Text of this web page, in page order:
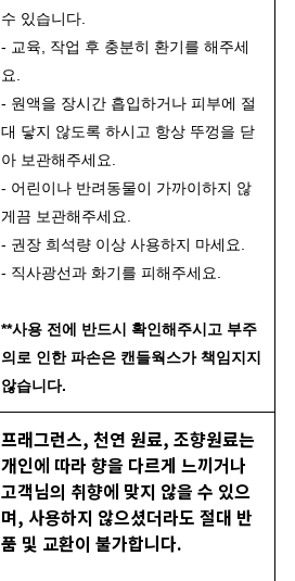
수 있습니다.
- 교육, 작업 후 충분히 환기를 해주세
요.
- 원액을 장시간 흡입하거나 피부에 절
대 닿지 않도록 하시고 항상 뚜껑을 닫
아 보관해주세요.
- 어린이나 반려동물이 가까이하지 않
게끔 보관해주세요.
- 권장 희석량 이상 사용하지 마세요.
- 직사광선과 화기를 피해주세요.
**사용 전에 반드시 확인해주시고 부주
의로 인한 파손은 캔들웍스가 책임지지
않습니다.
프래그런스, 천연 원료, 조향원료는
개인에 따라 향을 다르게 느끼거나
고객님의 취향에 맞지 않을 수 있으
며, 사용하지 않으셨더라도 절대 반
품 및 교환이 불가합니다.